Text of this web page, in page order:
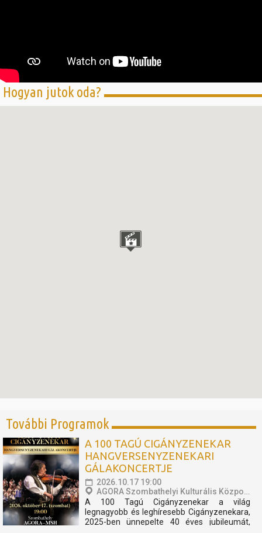
Hogyan jutok oda?
További Programok
A 100 TAGÚ CIGÁNYZENEKAR
HANGVERSENYZENEKARI
GÁLAKONCERTJE
2026.10.17 19:00
AGORA Szombathelyi Kulturális Központ
A 100 Tagú Cigányzenekar a világ
legnagyobb és leghíresebb Cigányzenekara,
2025-ben ünnepelte 40 éves jubileumát,